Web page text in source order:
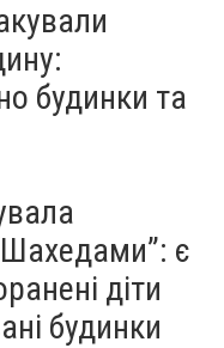
будинки та
є
діти
будинки